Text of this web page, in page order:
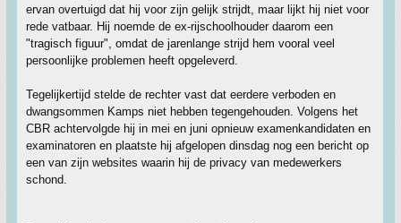
ervan overtuigd dat hij voor zijn gelijk strijdt, maar lijkt hij niet voor
rede vatbaar. Hij noemde de ex-rijschoolhouder daarom een
"tragisch figuur", omdat de jarenlange strijd hem vooral veel
persoonlijke problemen heeft opgeleverd.
Tegelijkertijd stelde de rechter vast dat eerdere verboden en
dwangsommen Kamps niet hebben tegengehouden. Volgens het
CBR achtervolgde hij in mei en juni opnieuw examenkandidaten en
examinatoren en plaatste hij afgelopen dinsdag nog een bericht op
een van zijn websites waarin hij de privacy van medewerkers
schond.